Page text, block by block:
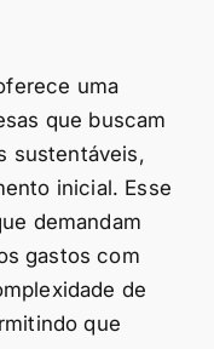
uma
que buscam
sustentáveis,
inicial. Esse
demandam
gastos com
de
que